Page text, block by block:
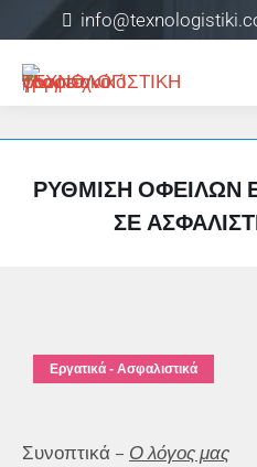
ΡΎΘΜΙΣΗ ΟΦΕΙΛΏΝ
ΣΕ
Εργατικά - Ασφαλιστικά
Συνοπτικά – Ο λόγος μας